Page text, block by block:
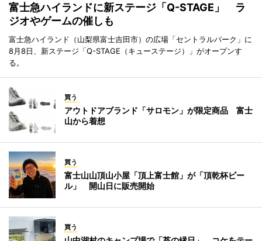
富士急ハイランドに新ステージ「Q-STAGE」 ラ
ジオやゲームの催しも
富士急ハイランド（山梨県富士吉田市）の広場「セントラルパーク」に
8月8日、新ステージ「Q-STAGE（キューステージ）」がオープンす
る。
買う
アウトドアブランド「サロモン」が限定商品 富士
山から着想
買う
富士山山頂山小屋「頂上富士館」が「頂乾杯ビー
ル」 開山日に販売開始
買う